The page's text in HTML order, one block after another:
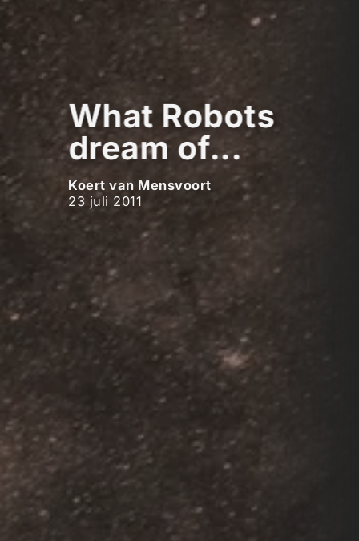
What Robots
dream of...
Koert van Mensvoort
23 juli 2011